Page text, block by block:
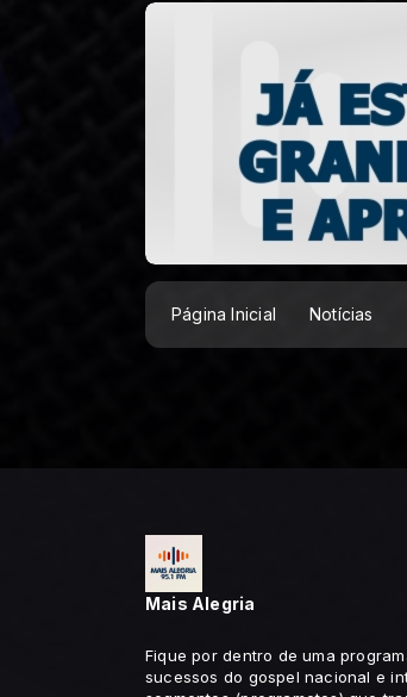
Página Inicial Notícias
Mais Alegria
Fique por dentro de uma
sucessos do gospel nacional e